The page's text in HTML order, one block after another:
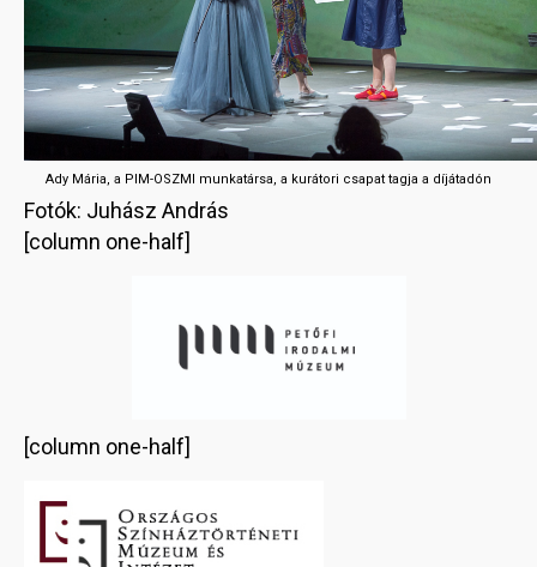
Ady Mária, a PIM-OSZMI munkatársa, a kurátori csapat tagja a díjátadón
Fotók: Juhász András
[column one-half]
[column one-half]